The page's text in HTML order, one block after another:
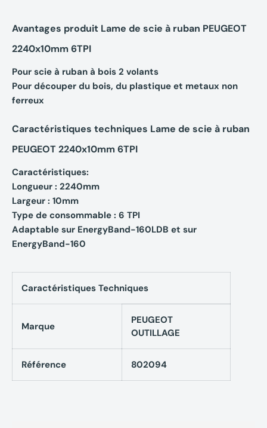
Avantages produit Lame de scie à ruban PEUGEOT
2240x10mm 6TPI
Pour scie à ruban à bois 2 volants
Pour découper du bois, du plastique et metaux non
ferreux
Caractéristiques techniques Lame de scie à ruban
PEUGEOT 2240x10mm 6TPI
Caractéristiques:
Longueur : 2240mm
Largeur : 10mm
Type de consommable : 6 TPI
Adaptable sur EnergyBand-160LDB et sur
EnergyBand-160
Caractéristiques Techniques
Marque
PEUGEOT
OUTILLAGE
Référence 802094